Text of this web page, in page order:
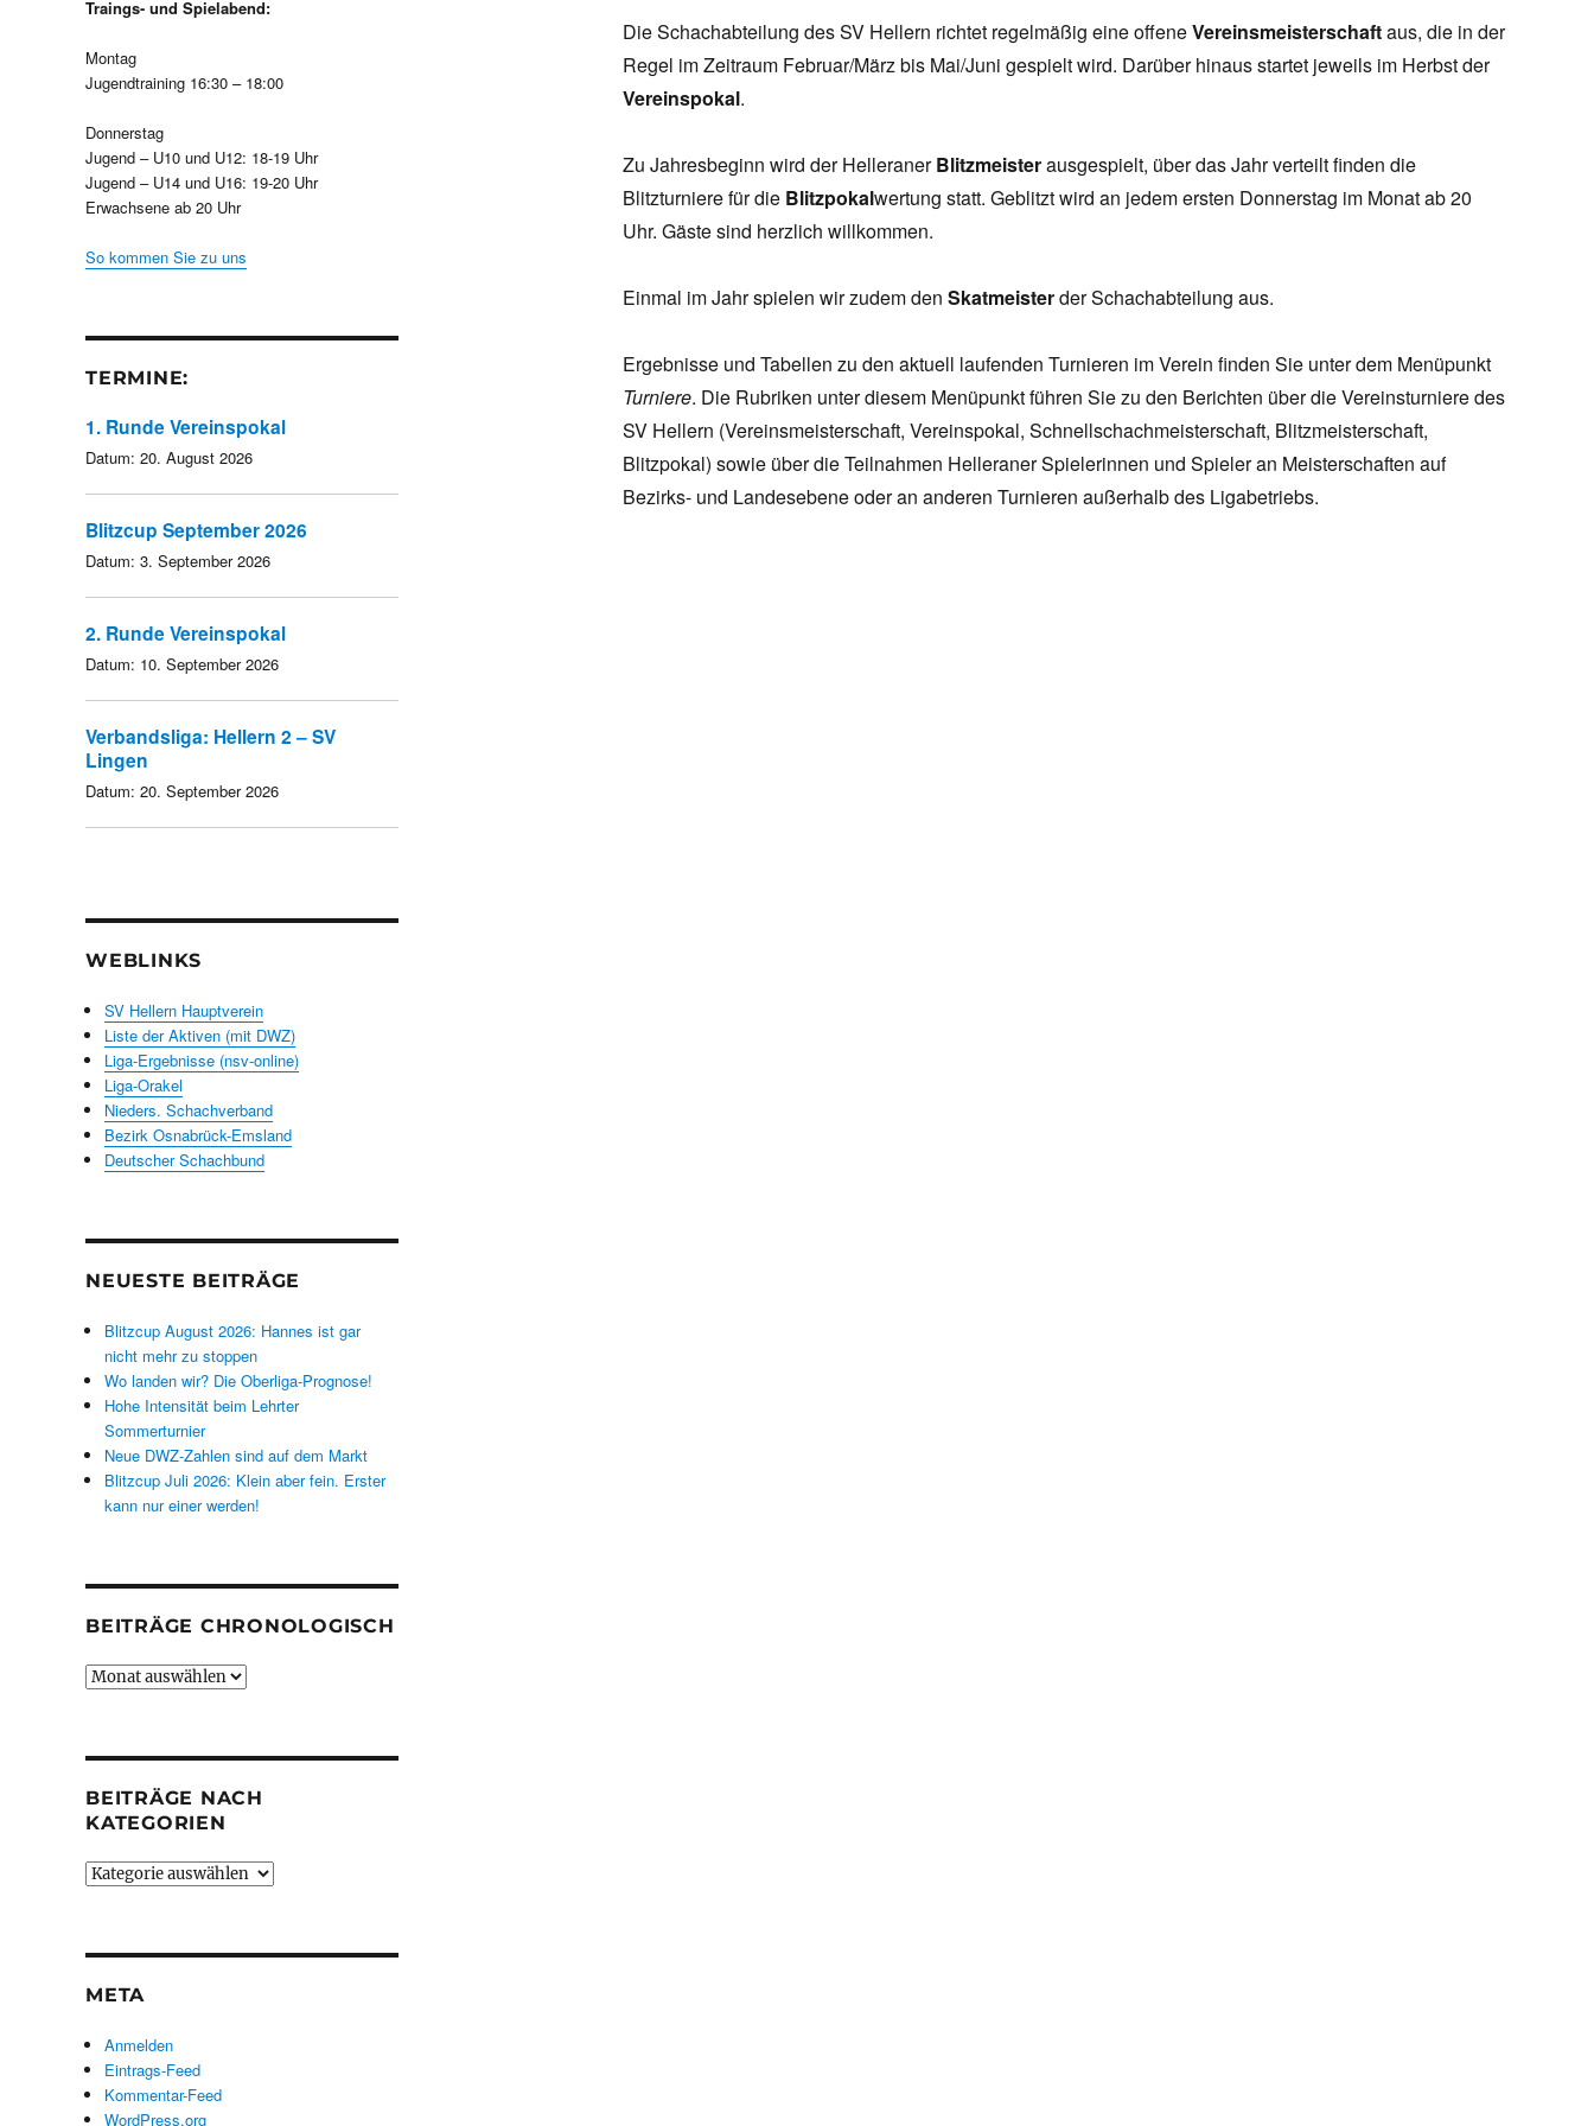
Die Schachabteilung des SV Hellern richtet regelmäßig eine offeneVereinsmeisterschaftaus, die in der
Regel im Zeitraum Februar/März bis Mai/Juni gespielt wird. Darüber hinaus startet jeweils im Herbst der
Vereinspokal.
Zu Jahresbeginn wird der HelleranerBlitzmeisterausgespielt, über das Jahr verteilt finden die
Blitzturniere für die Blitzpokalwertung statt. Geblitzt wird an jedem ersten Donnerstag im Monat ab 20
Uhr. Gäste sind herzlich willkommen.
Einmal im Jahr spielen wir zudem den Skatmeisterder Schachabteilung aus.
Ergebnisse und Tabellen zu den aktuell laufenden Turnieren im Verein finden Sie unter dem Menüpunkt
Turniere. Die Rubriken unter diesem Menüpunkt führen Sie zu den Berichten über die Vereinsturniere des
SV Hellern (Vereinsmeisterschaft, Vereinspokal, Schnellschachmeisterschaft, Blitzmeisterschaft,
Blitzpokal) sowie über die Teilnahmen Helleraner Spielerinnen und Spieler an Meisterschaften auf
Bezirks- und Landesebene oder an anderen Turnieren außerhalb des Ligabetriebs.
Traings- und Spielabend:
Montag
Jugendtraining 16:30 – 18:00
Donnerstag
Jugend – U10 und U12: 18-19 Uhr
Jugend – U14 und U16: 19-20 Uhr
Erwachsene ab 20 Uhr
So kommen Sie zu uns
TERMINE:
1. Runde Vereinspokal
Datum: 20. August 2026
Blitzcup September 2026
Datum: 3. September 2026
2. Runde Vereinspokal
Datum: 10. September 2026
Verbandsliga: Hellern 2 – SV
Lingen
Datum: 20. September 2026
WEBLINKS
SV Hellern Hauptverein
Liste der Aktiven (mit DWZ)
Liga-Ergebnisse (nsv-online)
Liga-Orakel
Nieders. Schachverband
Bezirk Osnabrück-Emsland
Deutscher Schachbund
NEUESTE BEITRÄGE
Blitzcup August 2026: Hannes ist gar
nicht mehr zu stoppen
Wo landen wir? Die Oberliga-Prognose!
Hohe Intensität beim Lehrter
Sommerturnier
Neue DWZ-Zahlen sind auf dem Markt
Blitzcup Juli 2026: Klein aber fein. Erster
kann nur einer werden!
BEITRÄGE CHRONOLOGISCH
Beiträge
BEITRÄGE NACH
KATEGORIEN
Beiträge
META
Anmelden
Eintrags-Feed
Kommentar-Feed
WordPress.org